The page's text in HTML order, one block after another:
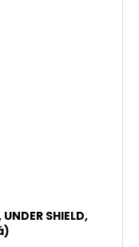
SHIELD,